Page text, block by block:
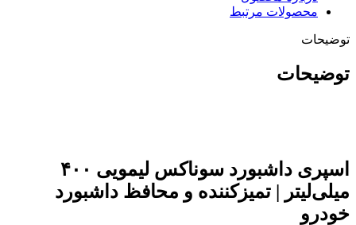
محصولات مرتبط
توضیحات
توضیحات
اسپری داشبورد سوناکس لیمویی ۴۰۰
میلی‌لیتر | تمیزکننده و محافظ داشبورد
خودرو